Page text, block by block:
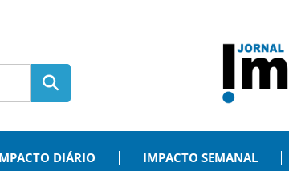
DIÁRIO IMPACTO SEMANAL